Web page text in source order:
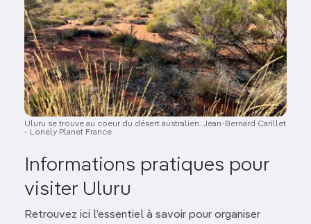
Uluru se trouve au coeur du désert australien. Jean-Bernard Carillet
- Lonely Planet France
Informations pratiques pour
visiter Uluru
Retrouvez ici l’essentiel à savoir pour organiser